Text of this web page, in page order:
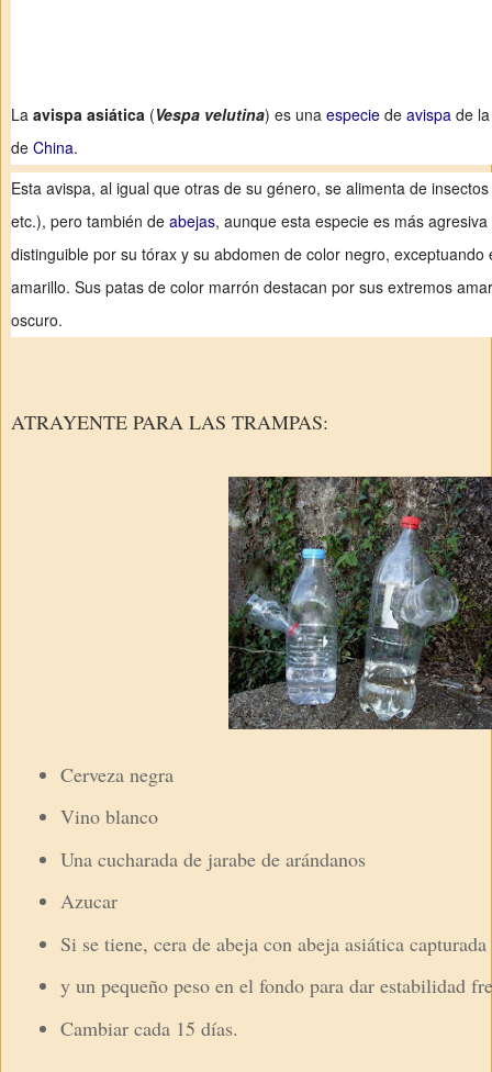
La avispa asiática (Vespa velutina) es una especie de avispa de
de China.
Esta avispa, al igual que otras de su género, se alimenta de
etc.), pero también de abejas, aunque esta especie es más
distinguible por su tórax y su abdomen de color negro,
amarillo. Sus patas de color marrón destacan por sus extremos
oscuro.
ATRAYENTE PARA LAS TRAMPAS:
Cerveza negra
Vino blanco
Una cucharada de jarabe de arándanos
Azucar
Si se tiene, cera de abeja con abeja asiática capturada
y un pequeño peso en el fondo para dar estabilidad
Cambiar cada 15 días.